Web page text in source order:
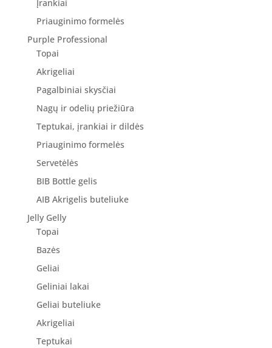
Įrankiai
Priauginimo formelės
Purple Professional
Topai
Akrigeliai
Pagalbiniai skysčiai
Nagų ir odelių priežiūra
Teptukai, įrankiai ir dildės
Priauginimo formelės
Servetėlės
BIB Bottle gelis
AIB Akrigelis buteliuke
Jelly Gelly
Topai
Bazės
Geliai
Geliniai lakai
Geliai buteliuke
Akrigeliai
Teptukai